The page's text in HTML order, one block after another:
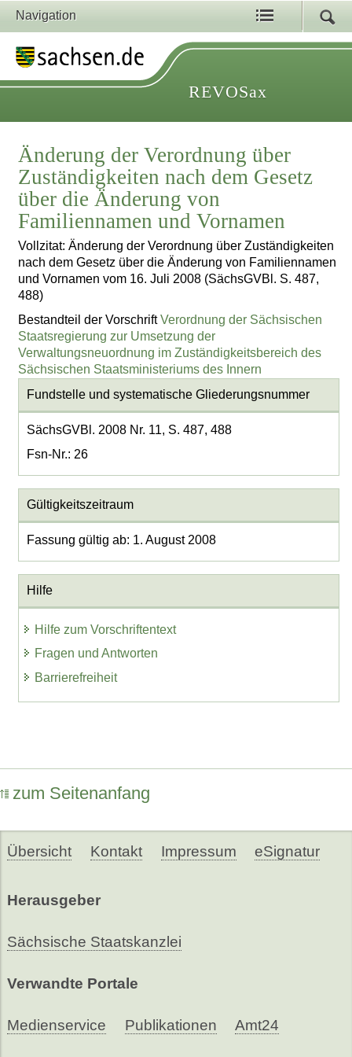
Navigation
REVOSax
Änderung der Verordnung über
Zuständigkeiten nach dem Gesetz
über die Änderung von
Familiennamen und Vornamen
Vollzitat: Änderung der Verordnung über Zuständigkeiten
nach dem Gesetz über die Änderung von Familiennamen
und Vornamen vom 16. Juli 2008 (SächsGVBl. S. 487,
488)
Bestandteil der VorschriftVerordnung der Sächsischen
Staatsregierung zur Umsetzung der
Verwaltungsneuordnung im Zuständigkeitsbereich des
Sächsischen Staatsministeriums des Innern
Fundstelle und systematische Gliederungsnummer
SächsGVBl. 2008 Nr. 11, S. 487, 488
Fsn-Nr.: 26
Gültigkeitszeitraum
Fassung gültig ab: 1. August 2008
Hilfe
Hilfe zum Vorschriftentext
Fragen und Antworten
Barrierefreiheit
zum Seitenanfang
Übersicht Kontakt Impressum eSignatur
Herausgeber
Sächsische Staatskanzlei
Verwandte Portale
Medienservice Publikationen Amt24